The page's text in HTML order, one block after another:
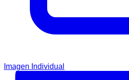
Imagen Individual